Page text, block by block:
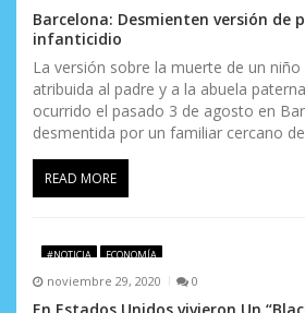
Barcelona: Desmienten versión de
infanticidio
La versión sobre la muerte de un
atribuida al padre y a la abuela
ocurrido el pasado 3 de agosto en
desmentida por un familiar cercano
READ MORE
#NOTICIA ECONOMÍA
noviembre 29, 2020 0